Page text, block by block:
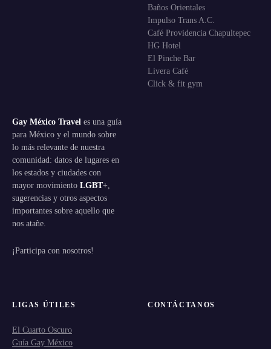
Gay México Travel es una guía
para México y el mundo sobre
lo más relevante de nuestra
comunidad: datos de lugares en
los estados y ciudades con
mayor movimiento LGBT+,
sugerencias y otros aspectos
importantes sobre aquello que
nos atañe.
¡Participa con nosotros!
Baños Orientales
Impulso Trans A.C.
Café Providencia Chapultepec
HG Hotel
El Pinche Bar
Livera Café
Click & fit gym
LIGAS ÚTILES
El Cuarto Oscuro
Guía Gay México
CONTÁCTANOS